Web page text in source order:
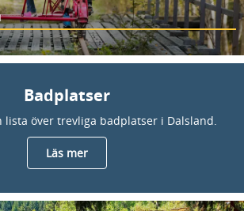
Badplatser
lista över trevliga badplatser i Dalsland.
Läs mer